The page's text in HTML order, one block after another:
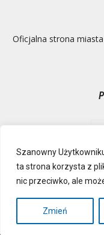
Szanowny
ta strona korzysta z
nic przeciwko, ale
Zmień
Oficjalna strona
Ochrona danych
Polityka Prywatności
© Urząd Miejski,